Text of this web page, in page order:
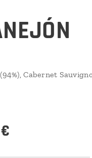
Cabernet
€